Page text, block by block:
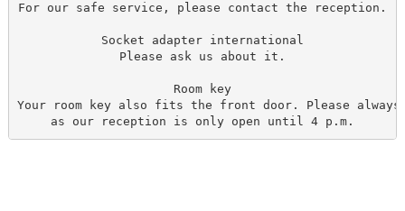
For our safe service, please contact the reception.
Socket adapter international
Please ask us about it.
Room key
Your room key also fits the front door. Please
as our reception is only open until 4 p.m.